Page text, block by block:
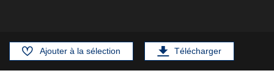
Ajouter à la sélection Télécharger